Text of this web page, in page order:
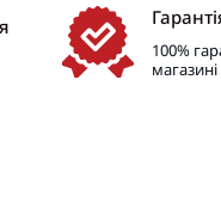
100%
магазині